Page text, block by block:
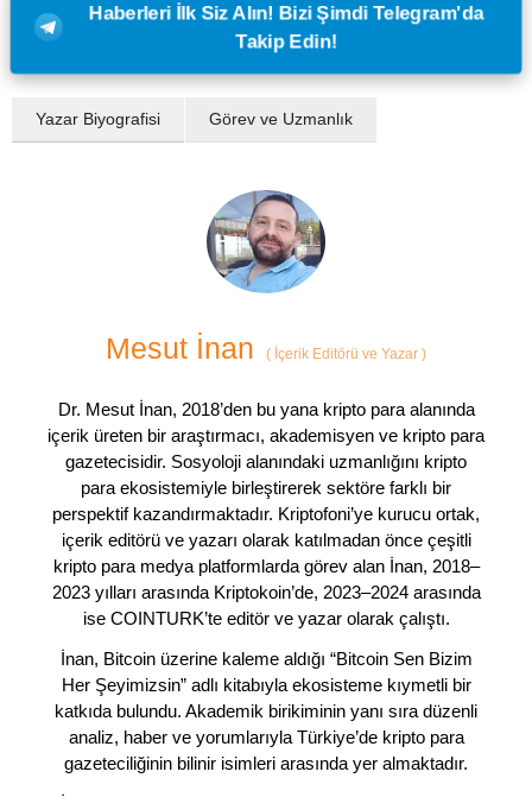
Haberleri İlk Siz Alın! Bizi Şimdi Telegram'da
Takip Edin!
Yazar Biyografisi Görev ve Uzmanlık
Mesut İnan ( İçerik Editörü ve Yazar )
Dr. Mesut İnan, 2018’den bu yana kripto para alanında
içerik üreten bir araştırmacı, akademisyen ve kripto para
gazetecisidir. Sosyoloji alanındaki uzmanlığını kripto
para ekosistemiyle birleştirerek sektöre farklı bir
perspektif kazandırmaktadır. Kriptofoni’ye kurucu ortak,
içerik editörü ve yazarı olarak katılmadan önce çeşitli
kripto para medya platformlarda görev alan İnan, 2018–
2023 yılları arasında Kriptokoin’de, 2023–2024 arasında
ise COINTURK’te editör ve yazar olarak çalıştı.
İnan, Bitcoin üzerine kaleme aldığı “Bitcoin Sen Bizim
Her Şeyimizsin” adlı kitabıyla ekosisteme kıymetli bir
katkıda bulundu. Akademik birikiminin yanı sıra düzenli
analiz, haber ve yorumlarıyla Türkiye’de kripto para
gazeteciliğinin bilinir isimleri arasında yer almaktadır.